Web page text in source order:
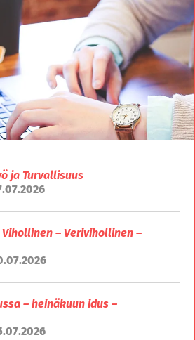
ja Turvallisuus
– Verivihollinen –
– heinäkuun idus –